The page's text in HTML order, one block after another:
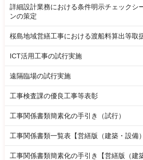
詳細設計業務における条件明示チェックシ
ンの策定
桜島地域営繕工事における渡船料算出等取
ICT活用工事の試行実施
遠隔臨場の試行実施
工事検査課の優良工事等表彰
工事関係書類簡素化の手引き（試行）
工事関係書類一覧表【営繕版（建築・設備）
工事関係書類簡素化の手引き【営繕版（建